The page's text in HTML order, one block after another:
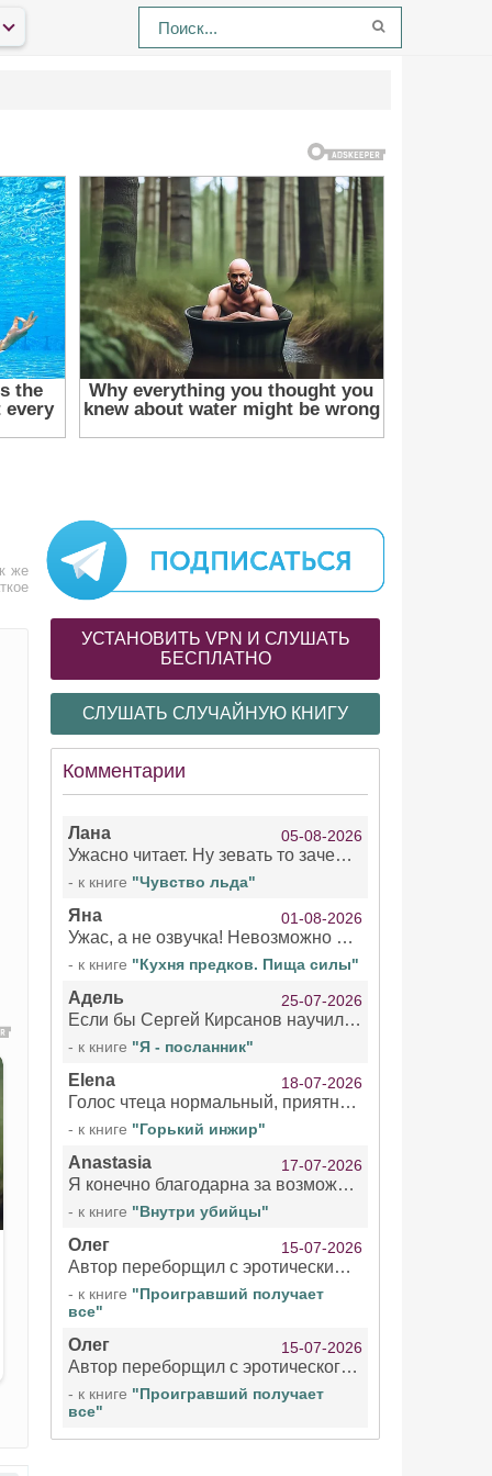
же
УСТАНОВИТЬ VPN И СЛУШАТЬ
БЕСПЛАТНО
СЛУШАТЬ СЛУЧАЙНУЮ КНИГУ
Комментарии
Лана 05-08-2026
Ужасно читает. Ну зевать то зачем. Уже не говорю, что ударения ставит, как хочет.
- к книге "Чувство льда"
Яна 01-08-2026
Ужас, а не озвучка! Невозможно вникать в смысл текста из за кривляний чтеца
- к книге "Кухня предков. Пища силы"
Адель 25-07-2026
Если бы Сергей Кирсанов научился не сглатывать каждые 1-2 минуты слюну, так что слышно в микрофоне и, что вызывает отвращение, то мелжно было бы слушать.
- к книге "Я - посланник"
Elena 18-07-2026
Голос чтеца нормальный, приятный тембр. Мне очень понравилось озвучивание рассказа. Очень странный отзыв Надежды. Может у неё что-то с нервами?
- к книге "Горький инжир"
Anastasia 17-07-2026
Я конечно благодарна за возможность бесплатно слушать книги даже новинки , но чтение этой книги просто ужасно
- к книге "Внутри убийцы"
Олег 15-07-2026
Автор переборщил с эротическими сценами. Похоже, с этим у него проблемы.
- к книге "Проигравший получает
все"
Олег 15-07-2026
Автор переборщил с эротического сценами. Похоже, с этим у него проблемы.
- к книге "Проигравший получает
все"